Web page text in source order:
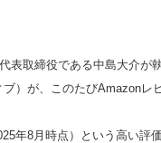
表取締役である中島大介が
ブ）が、このたびAmazonレ
年8月時点）という高い評